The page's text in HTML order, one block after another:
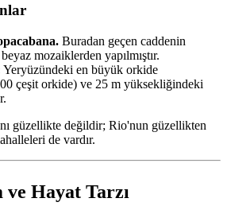
Buradan geçen caddenin
mozaiklerden yapılmıştır.
Yeryüzündeki en büyük orkide
çeşit orkide) ve 25 m yüksekliğindeki
güzellikte değildir; Rio'nun güzellikten
de vardır.
Hayat Tarzı